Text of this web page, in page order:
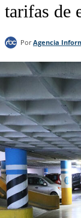
tarifas de
Por Agencia